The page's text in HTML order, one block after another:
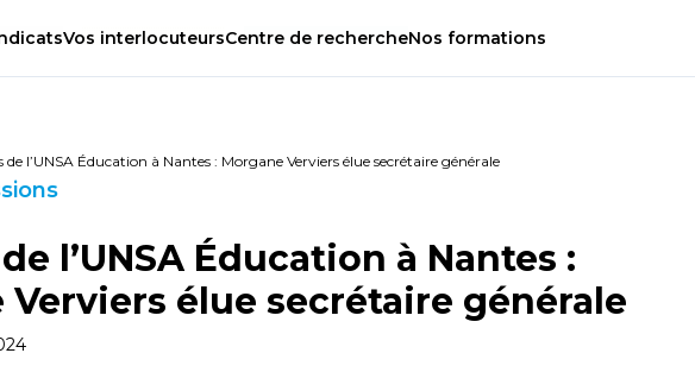
Vos interlocuteursCentre de rechercheNos formations
de l’UNSA Éducation à Nantes : Morgane Verviers élue secrétaire générale
l’UNSA Éducation à Nantes :
Verviers élue secrétaire générale